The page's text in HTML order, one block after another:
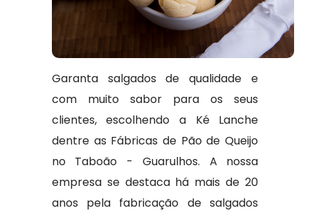
Garanta salgados de qualidade e
com muito sabor para os seus
clientes, escolhendo a Ké Lanche
dentre as Fábricas de Pão de Queijo
no Taboão - Guarulhos. A nossa
empresa se destaca há mais de 20
anos pela fabricação de salgados